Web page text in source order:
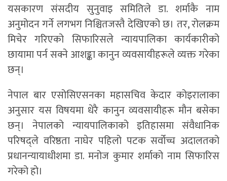
यसकारण संसदीय सुनुवाइ समितिले डा. शर्माकै नाम
अनुमोदन गर्ने लगभग निश्चितजस्तै देखिएको छ। तर, रोलक्रम
मिचेर गरिएको सिफारिसले न्यायपालिका कार्यकारीको
छायामा पर्न सक्ने आशङ्का कानुन व्यवसायीहरूले व्यक्त गरेका
छन्।
नेपाल बार एसोसिएसनका महासचिव केदार कोइरालाका
अनुसार यस विषयमा धेरै कानुन व्यवसायीहरू मौन बसेका
छन्। नेपालको न्यायपालिकाको इतिहासमा संवैधानिक
परिषद्ले वरिष्ठता नाघेर पहिलो पटक सर्वोच्च अदालतको
प्रधानन्यायाधीशमा डा. मनोज कुमार शर्माको नाम सिफारिस
गरेको हो।